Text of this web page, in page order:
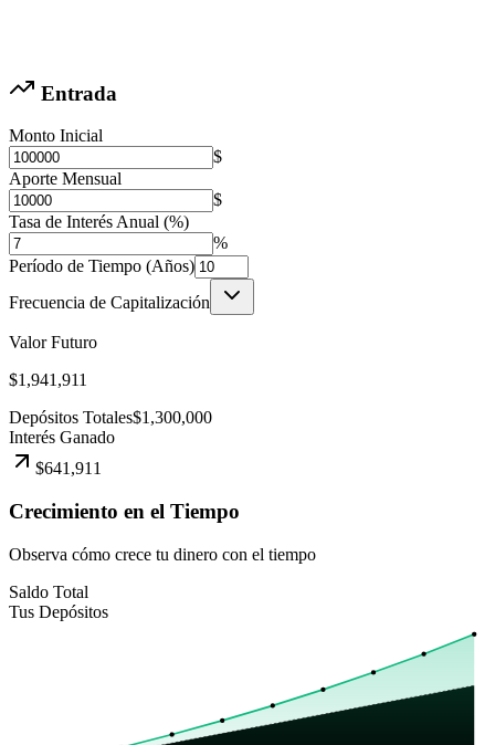
Entrada
Monto Inicial
$
Aporte Mensual
$
Tasa de Interés Anual (%)
%
Período de Tiempo (Años)
Frecuencia de Capitalización
Valor Futuro
$1,941,911
Depósitos Totales$1,300,000
Interés Ganado
$641,911
Crecimiento en el Tiempo
Observa cómo crece tu dinero con el tiempo
Saldo Total
Tus Depósitos